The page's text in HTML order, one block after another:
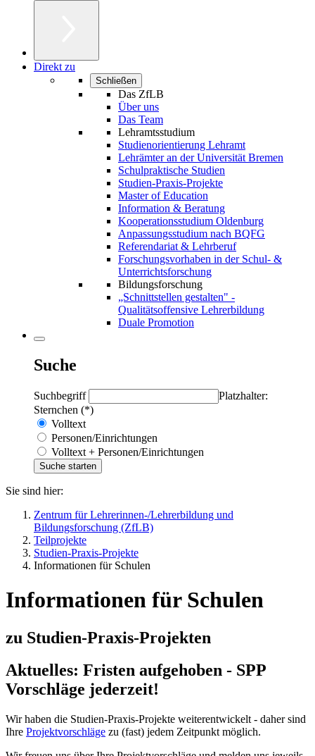
Direkt zu
Schließen
Das ZfLB
Über uns
Das Team
Lehramtsstudium
Studienorientierung Lehramt
Lehrämter an der Universität Bremen
Schulpraktische Studien
Studien-Praxis-Projekte
Master of Education
Information & Beratung
Kooperationsstudium Oldenburg
Anpassungsstudium nach BQFG
Referendariat & Lehrberuf
Forschungsvorhaben in der Schul- &
Unterrichtsforschung
Bildungsforschung
„Schnittstellen gestalten" -
Qualitätsoffensive Lehrerbildung
Duale Promotion
Suche
Suchbegriff
Platzhalter:
Sternchen (*)
Volltext
Personen/Einrichtungen
Volltext + Personen/Einrichtungen
Sie sind hier:
Zentrum für Lehrerinnen-/Lehrerbildung und
Bildungsforschung (ZfLB)
Teilprojekte
Studien-Praxis-Projekte
Informationen für Schulen
Informationen für Schulen
zu Studien-Praxis-Projekten
Aktuelles: Fristen aufgehoben - SPP
Vorschläge jederzeit!
Wir haben die Studien-Praxis-Projekte weiterentwickelt - daher sind
Ihre Projektvorschläge zu (fast) jedem Zeitpunkt möglich.